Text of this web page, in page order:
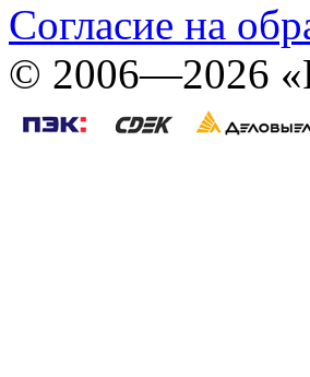
Согласие на
© 2006—2026